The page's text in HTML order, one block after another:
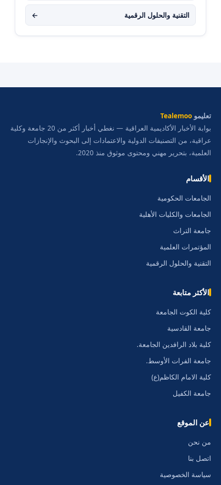
التقنية والحلول الرقمية ←
تعليمو Tealemoo
بوابة الأخبار الأكاديمية العراقية — نغطي أخبار أكثر من 20 جامعة وكلية
عراقية، من التصنيفات الدولية والاعتمادات إلى البحوث والإنجازات
العلمية، بتحرير مهني ومحتوى موثوق منذ 2020.
الأقسام
الجامعات الحكومية
الجامعات والكليات الأهلية
جامعة التراث
المؤتمرات العلمية
التقنية والحلول الرقمية
الأكثر متابعة
كلية الكوت الجامعة
جامعة القادسية
كلية بلاد الرافدين الجامعة.
جامعة الفرات الأوسط.
كلية الامام الكاظم(ع)
جامعة الكفيل
عن الموقع
من نحن
اتصل بنا
سياسة الخصوصية